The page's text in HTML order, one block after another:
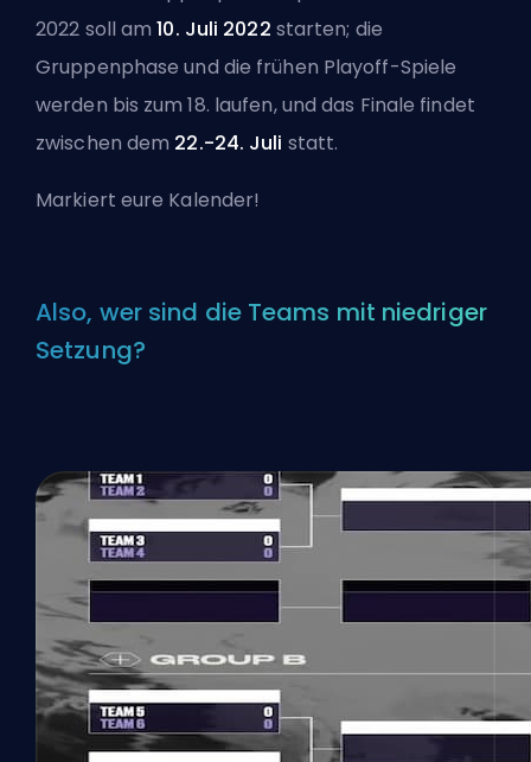
2022 soll am10. Juli 2022 starten; die
Gruppenphase und die frühen Playoff-Spiele
werden bis zum 18. laufen, und das Finale findet
zwischen dem 22.-24. Juli statt.
Markiert eure Kalender!
Also, wer sind die Teams mit niedriger
Setzung?